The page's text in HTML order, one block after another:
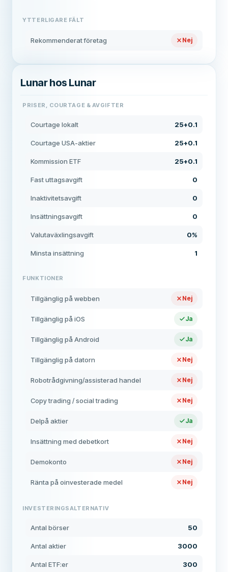
YTTERLIGARE FÄLT
Rekommenderat företag Nej
Lunar hos Lunar
PRISER, COURTAGE & AVGIFTER
Courtage lokalt 25+0.1
Courtage USA-aktier 25+0.1
Kommission ETF 25+0.1
Fast uttagsavgift 0
Inaktivitetsavgift 0
Insättningsavgift 0
Valutaväxlingsavgift 0%
Minsta insättning 1
FUNKTIONER
Tillgänglig på webben Nej
Tillgänglig på iOS Ja
Tillgänglig på Android Ja
Tillgänglig på datorn Nej
Robotrådgivning/assisterad handel Nej
Copy trading / social trading Nej
Delpå aktier Ja
Insättning med debetkort Nej
Demokonto Nej
Ränta på oinvesterade medel Nej
INVESTERINGSALTERNATIV
Antal börser 50
Antal aktier 3000
Antal ETF:er 300